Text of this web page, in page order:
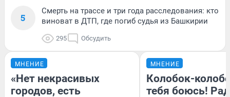
5
Смерть на трассе и три года расследования: кто
виноват в ДТП, где погиб судья из Башкирии
295 Обсудить
МНЕНИЕ
«Нет некрасивых
городов, есть
МНЕНИЕ
Колобок-
тебя боюсь!